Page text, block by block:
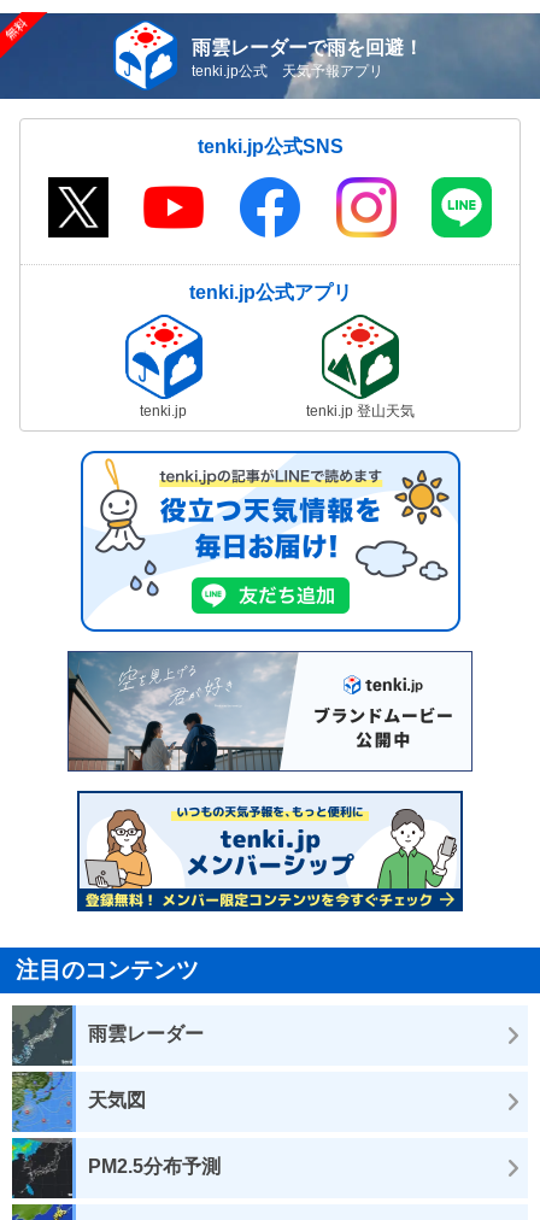
雨雲レーダーで雨を回避！
tenki.jp公式 天気予報アプリ
tenki.jp公式SNS
tenki.jp公式アプリ
tenki.jp tenki.jp 登山天気
注目のコンテンツ
雨雲レーダー
天気図
PM2.5分布予測